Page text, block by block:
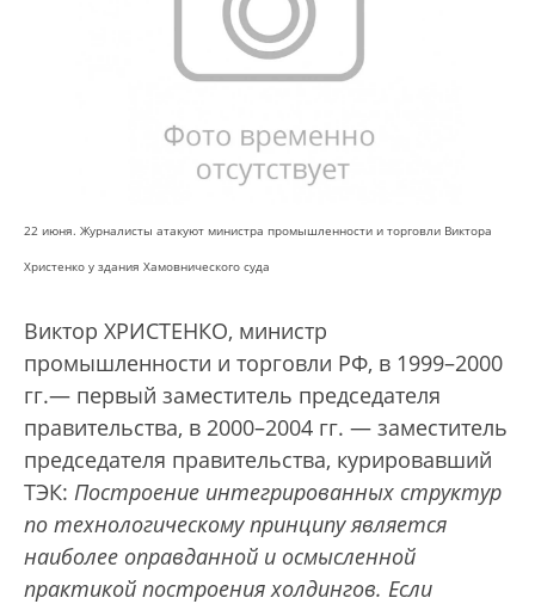
22 июня. Журналисты атакуют министра промышленности и торговли Виктора
Христенко у здания Хамовнического суда
Виктор ХРИСТЕНКО, министр
промышленности и торговли РФ, в 1999–2000
гг.— первый заместитель председателя
правительства, в 2000–2004 гг. — заместитель
председателя правительства, курировавший
ТЭК: Построение интегрированных структур
по технологическому принципу является
наиболее оправданной и осмысленной
практикой построения холдингов. Если